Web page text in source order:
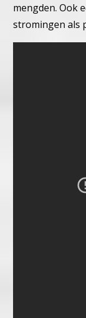
mengden. Ook
stromingen als